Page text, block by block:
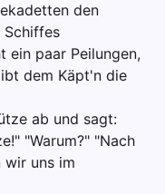
den
ein paar Peilungen,
dem Käpt'n die
ab und sagt:
"Warum?" "Nach
wir uns im